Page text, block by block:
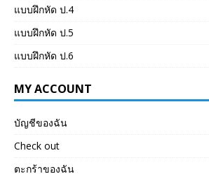
แบบฝึกหัด ป.4
แบบฝึกหัด ป.5
แบบฝึกหัด ป.6
MY ACCOUNT
บัญชีของฉัน
Check out
ตะกร้าของฉัน